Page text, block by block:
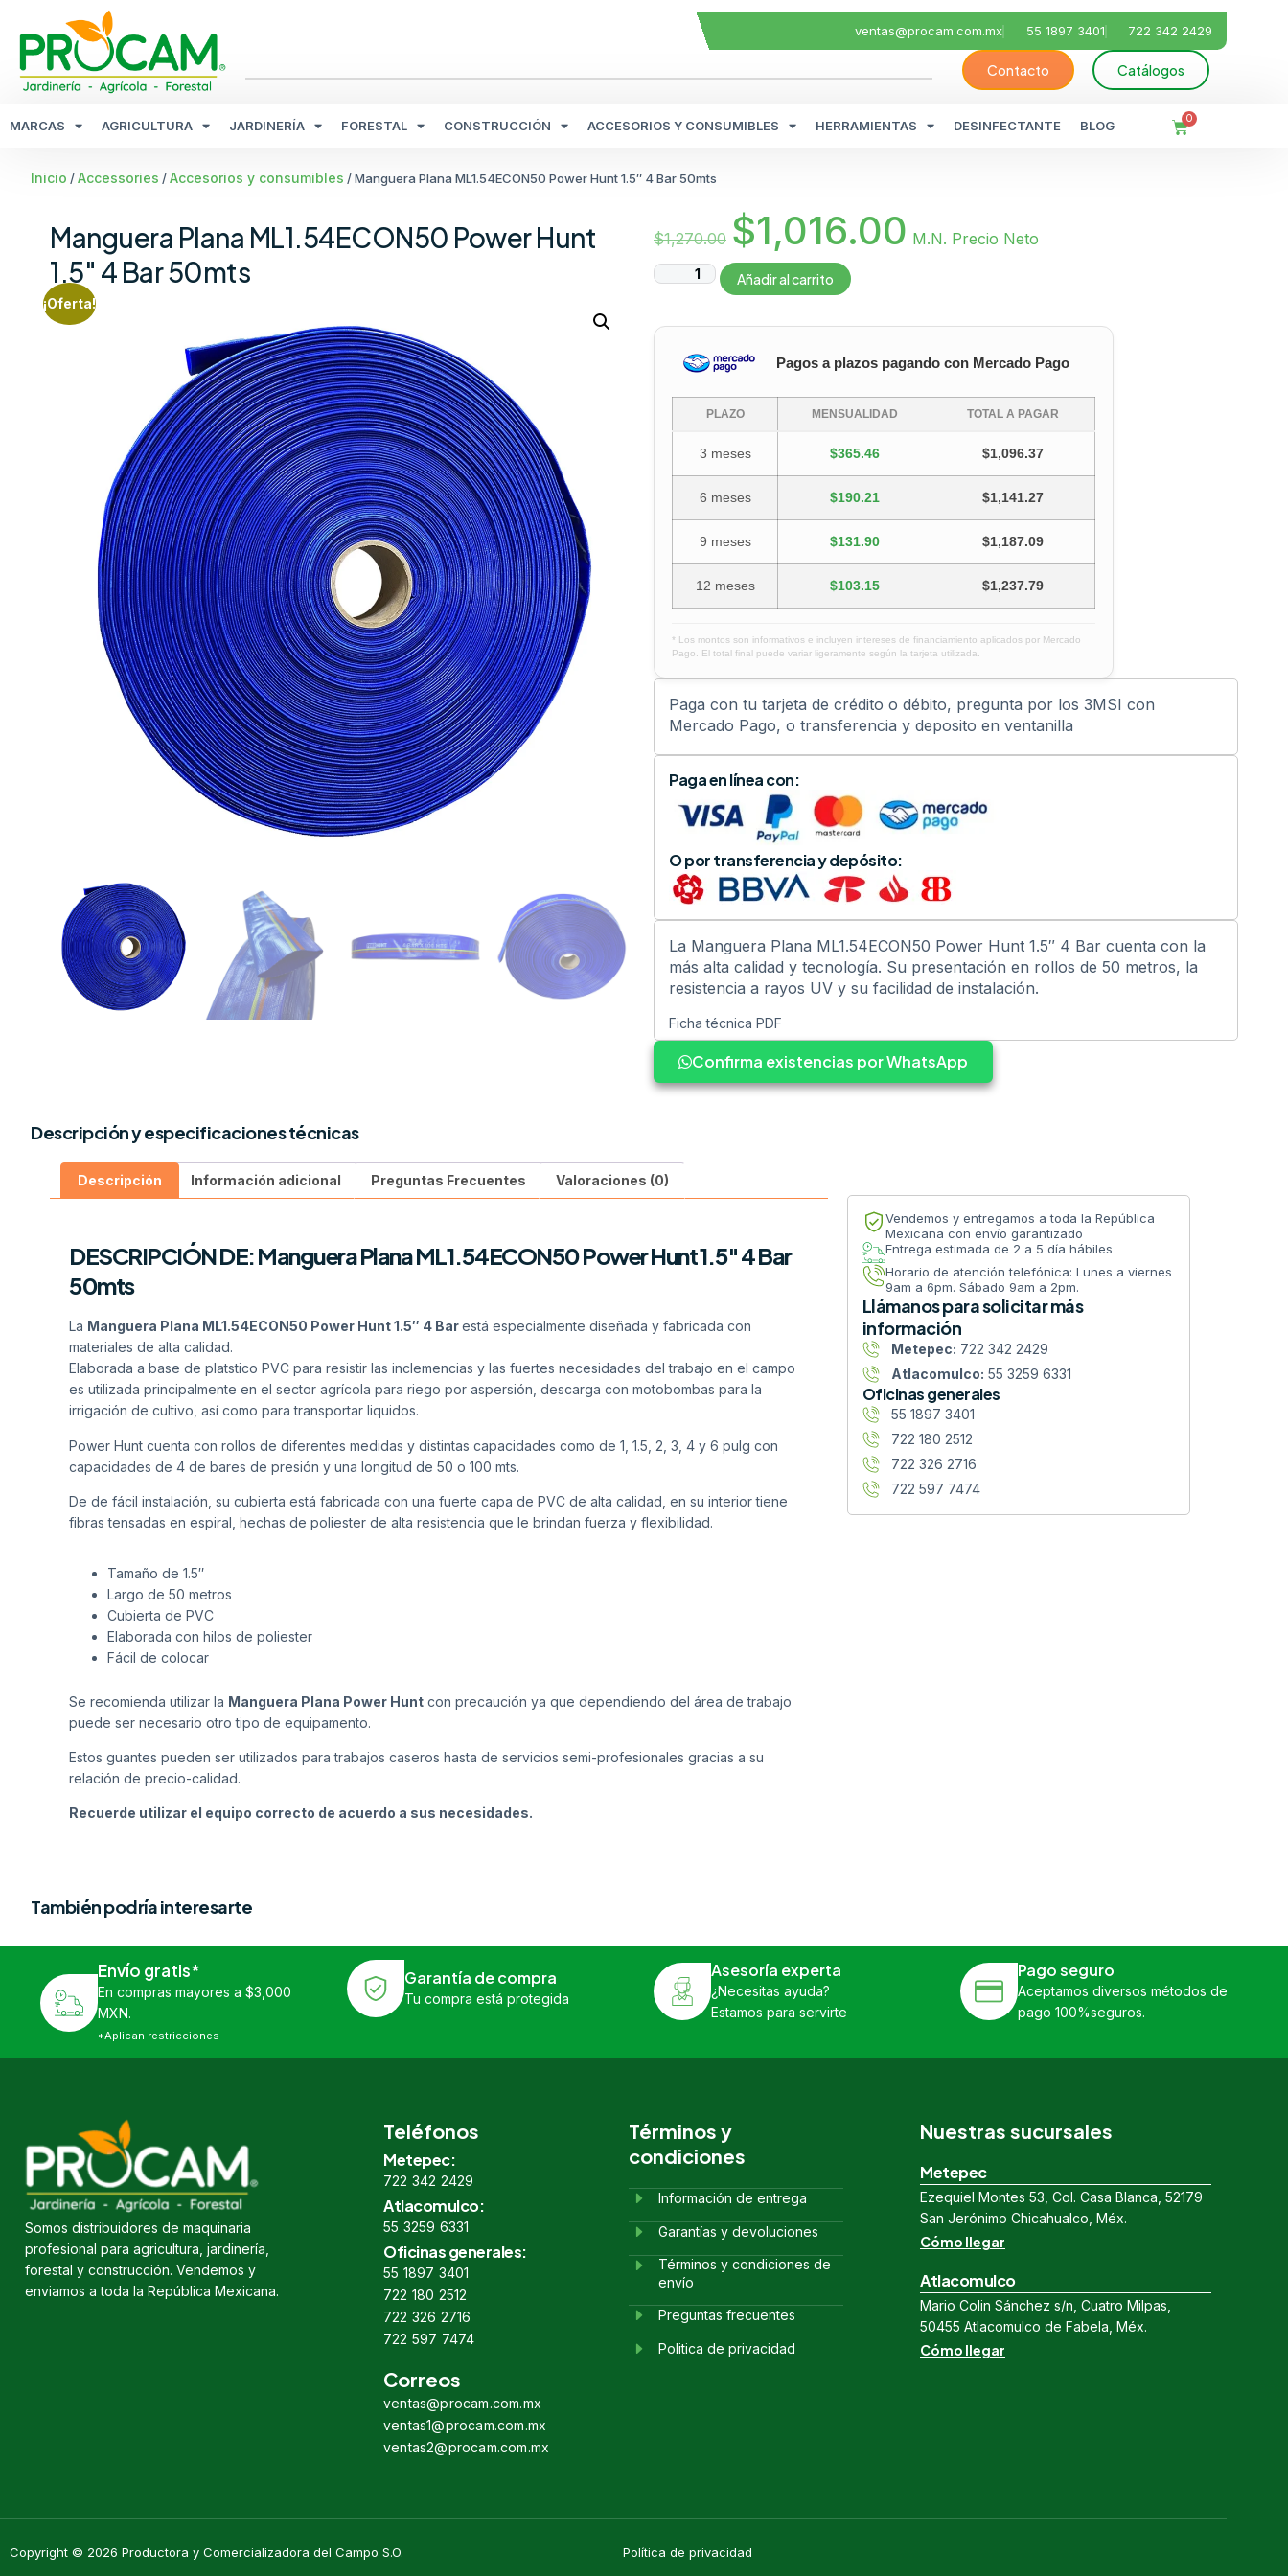
ventas@procam.com.mx 55 1897 3401 722 342 2429
Contacto Catálogos
MARCAS AGRICULTURA JARDINERÍA FORESTAL CONSTRUCCIÓN ACCESORIOS Y CONSUMIBLES HERRAMIENTAS DESINFECTANTE BLOG 0
Inicio /Accessories /Accesorios y consumibles / Manguera Plana ML1.54ECON50 Power Hunt 1.5″ 4 Bar 50mts
Manguera Plana ML1.54ECON50 Power Hunt
1.5″ 4 Bar 50mts
¡Oferta!
$1,270.00 $1,016.00 M.N. Precio Neto
Añadir al carrito
Pagos a plazos pagando con Mercado Pago
PLAZO MENSUALIDAD TOTAL A PAGAR
3 meses $365.46 $1,096.37
6 meses $190.21 $1,141.27
9 meses $131.90 $1,187.09
12 meses $103.15 $1,237.79
* Los montos son informativos e incluyen intereses de financiamiento aplicados por Mercado
Pago. El total final puede variar ligeramente según la tarjeta utilizada.
Paga con tu tarjeta de crédito o débito, pregunta por los 3MSI con
Mercado Pago, o transferencia y deposito en ventanilla
Paga en línea con:
O por transferencia y depósito:
La Manguera Plana ML1.54ECON50 Power Hunt 1.5″ 4 Bar cuenta con la
más alta calidad y tecnología. Su presentación en rollos de 50 metros, la
resistencia a rayos UV y su facilidad de instalación.
Ficha técnica PDF
Confirma existencias por WhatsApp
Descripción y especificaciones técnicas
Descripción Información adicional Preguntas Frecuentes Valoraciones (0)
DESCRIPCIÓN DE: Manguera Plana ML1.54ECON50 Power Hunt 1.5″ 4 Bar
50mts
La Manguera Plana ML1.54ECON50 Power Hunt 1.5″ 4 Barestá especialmente diseñada y fabricada con
materiales de alta calidad.
Elaborada a base de platstico PVC para resistir las inclemencias y las fuertes necesidades del trabajo en el campo
es utilizada principalmente en el sector agrícola para riego por aspersión, descarga con motobombas para la
irrigación de cultivo, así como para transportar liquidos.
Power Hunt cuenta con rollos de diferentes medidas y distintas capacidades como de 1, 1.5, 2, 3, 4 y 6 pulg con
capacidades de 4 de bares de presión y una longitud de 50 o 100 mts.
De de fácil instalación, su cubierta está fabricada con una fuerte capa de PVC de alta calidad, en su interior tiene
fibras tensadas en espiral, hechas de poliester de alta resistencia que le brindan fuerza y flexibilidad.
Tamaño de 1.5″
Largo de 50 metros
Cubierta de PVC
Elaborada con hilos de poliester
Fácil de colocar
Se recomienda utilizar la Manguera Plana Power Hunt con precaución ya que dependiendo del área de trabajo
puede ser necesario otro tipo de equipamento.
Estos guantes pueden ser utilizados para trabajos caseros hasta de servicios semi-profesionales gracias a su
relación de precio-calidad.
Recuerde utilizar el equipo correcto de acuerdo a sus necesidades.
Vendemos y entregamos a toda la República
Mexicana con envío garantizado
Entrega estimada de 2 a 5 día hábiles
Horario de atención telefónica: Lunes a viernes
9am a 6pm. Sábado 9am a 2pm.
Llámanos para solicitar más
información
Metepec: 722 342 2429
Atlacomulco: 55 3259 6331
Oficinas generales
55 1897 3401
722 180 2512
722 326 2716
722 597 7474
También podría interesarte
Envío gratis*
En compras mayores a $3,000
MXN.
*Aplican restricciones
Garantía de compra
Tu compra está protegida
Asesoría experta
¿Necesitas ayuda?
Estamos para servirte
Pago seguro
Aceptamos diversos métodos de
pago 100%seguros.
Somos distribuidores de maquinaria
profesional para agricultura, jardinería,
forestal y construcción. Vendemos y
enviamos a toda la República Mexicana.
Teléfonos
Metepec:
722 342 2429
Atlacomulco:
55 3259 6331
Oficinas generales:
55 1897 3401
722 180 2512
722 326 2716
722 597 7474
Correos
ventas@procam.com.mx
ventas1@procam.com.mx
ventas2@procam.com.mx
Términos y
condiciones
Información de entrega
Garantías y devoluciones
Términos y condiciones de
envío
Preguntas frecuentes
Politica de privacidad
Nuestras sucursales
Metepec
Ezequiel Montes 53, Col. Casa Blanca, 52179
San Jerónimo Chicahualco, Méx.
Cómo llegar
Atlacomulco
Mario Colin Sánchez s/n, Cuatro Milpas,
50455 Atlacomulco de Fabela, Méx.
Cómo llegar
Copyright © 2026 Productora y Comercializadora del Campo S.O. Política de privacidad